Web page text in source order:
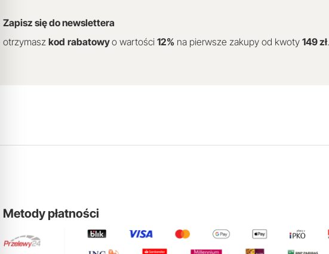
Zapisz się do newslettera
otrzymasz kod rabatowyo wartości 12% na pierwsze zakupy od kwoty 149 zł.
Metody płatności